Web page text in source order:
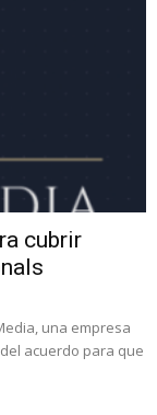
cubrir
una empresa
acuerdo para que